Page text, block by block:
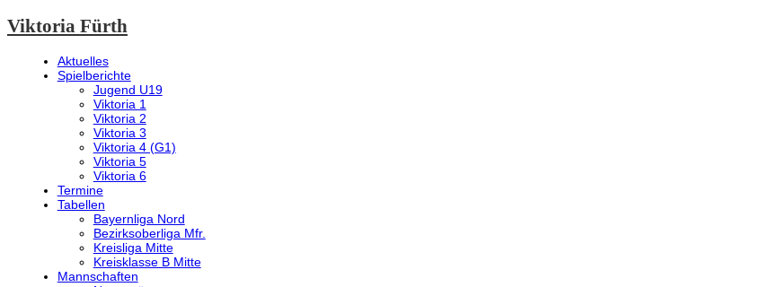
Viktoria Fürth
Aktuelles
Spielberichte
Jugend U19
Viktoria 1
Viktoria 2
Viktoria 3
Viktoria 4 (G1)
Viktoria 5
Viktoria 6
Termine
Tabellen
Bayernliga Nord
Bezirksoberliga Mfr.
Kreisliga Mitte
Kreisklasse B Mitte
Mannschaften